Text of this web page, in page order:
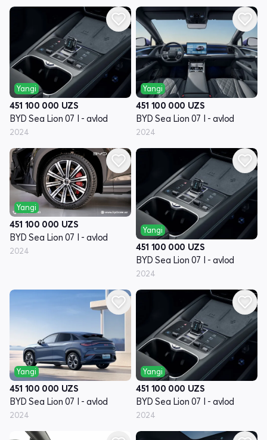
Yangi
451 100 000 UZS
BYD Sea Lion 07 I - avlod
2024
Yangi
451 100 000 UZS
BYD Sea Lion 07 I - avlod
2024
Yangi
451 100 000 UZS
BYD Sea Lion 07 I - avlod
2024
Yangi
451 100 000 UZS
BYD Sea Lion 07 I - avlod
2024
Yangi
451 100 000 UZS
BYD Sea Lion 07 I - avlod
2024
Yangi
451 100 000 UZS
BYD Sea Lion 07 I - avlod
2024